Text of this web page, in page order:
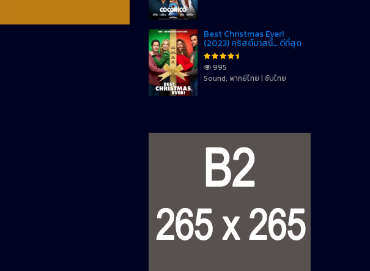
Best Christmas Ever!
(2023) คริสต์มาสนี้… ดีที่สุด
995
Sound: พากย์ไทย | ซับไทย